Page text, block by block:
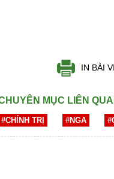
IN BÀI
MỤC LIÊN
#CHÍNH TRỊ #NGA